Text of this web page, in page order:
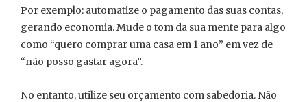
Por exemplo: automatize o pagamento das suas contas,
gerando economia. Mude o tom da sua mente para algo
como “quero comprar uma casa em 1 ano” em vez de
“não posso gastar agora”.
No entanto, utilize seu orçamento com sabedoria. Não